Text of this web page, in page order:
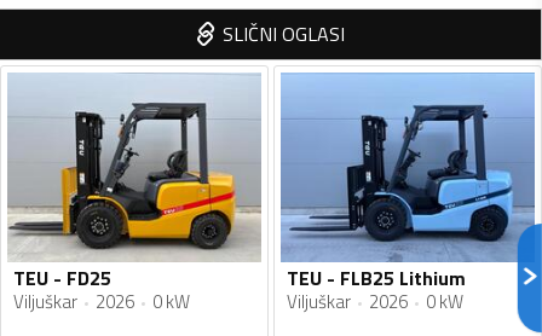
SLIČNI OGLASI
TEU - FD25
Viljuškar 2026 0 kW
TEU - FLB25 Lithium
Viljuškar 2026 0 kW